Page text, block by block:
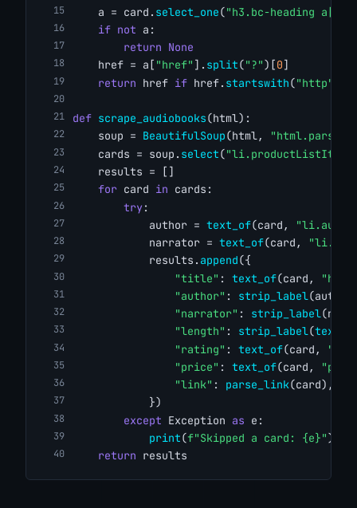
    a = card.
select_one("h3.bc-heading
if not a:
return None
    href = a[
"href" ]. split("?")[0]
return href if href. startswith("http"
def scrape_audiobooks(html):
    soup =
BeautifulSoup(html, "html.parser"
    cards = soup.
select("li.productListItem"
    results = []
for card in cards:
try:
            author =
text_of(card,
            narrator =
text_of(card,
            results.
append({
"title" : text_of(card,
"author" : strip_label
"narrator" : strip_label
"length" : strip_label(
"rating" : text_of(card,
"price" : text_of(card,
"link" : parse_link(card),
            })
except Exception as e:
print(f"Skipped a card: {e}")
return results